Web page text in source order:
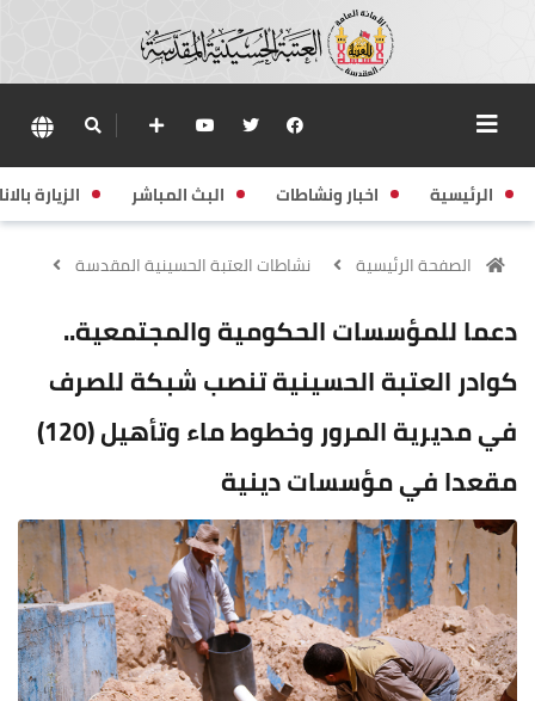
الرئيسية اخبار ونشاطات البث المباشر الزيارة
الصفحة الرئيسية نشاطات العتبة الحسينية المقدسة
دعما للمؤسسات الحكومية والمجتمعية..
كوادر العتبة الحسينية تنصب شبكة للصرف
في مديرية المرور وخطوط ماء وتأهيل (120)
مقعدا في مؤسسات دينية